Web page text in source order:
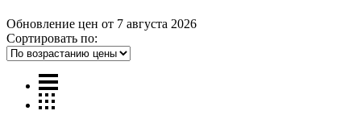
Обновление цен от 7 августа 2026
Сортировать по: